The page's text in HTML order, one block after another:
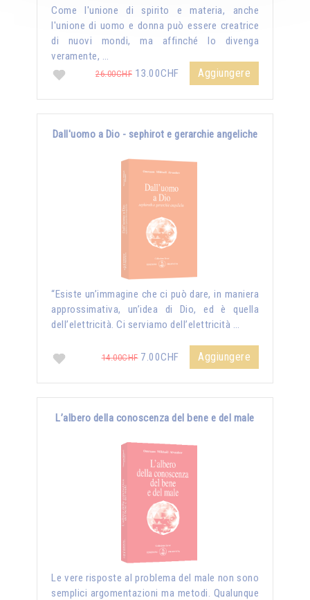
Come l'unione di spirito e materia, anche
l'unione di uomo e donna può essere creatrice
di nuovi mondi, ma affinché lo divenga
veramente, …
26.00CHF 13.00CHF Aggiungere
Dall'uomo a Dio - sephirot e gerarchie angeliche
“Esiste un’immagine che ci può dare, in maniera
approssimativa, un’idea di Dio, ed è quella
dell’elettricità. Ci serviamo dell’elettricità …
14.00CHF7.00CHF Aggiungere
L’albero della conoscenza del bene e del male
Le vere risposte al problema del male non sono
semplici argomentazioni ma metodi. Qualunque